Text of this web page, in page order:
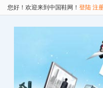
您好！欢迎来到中国鞋网！ 登陆 注